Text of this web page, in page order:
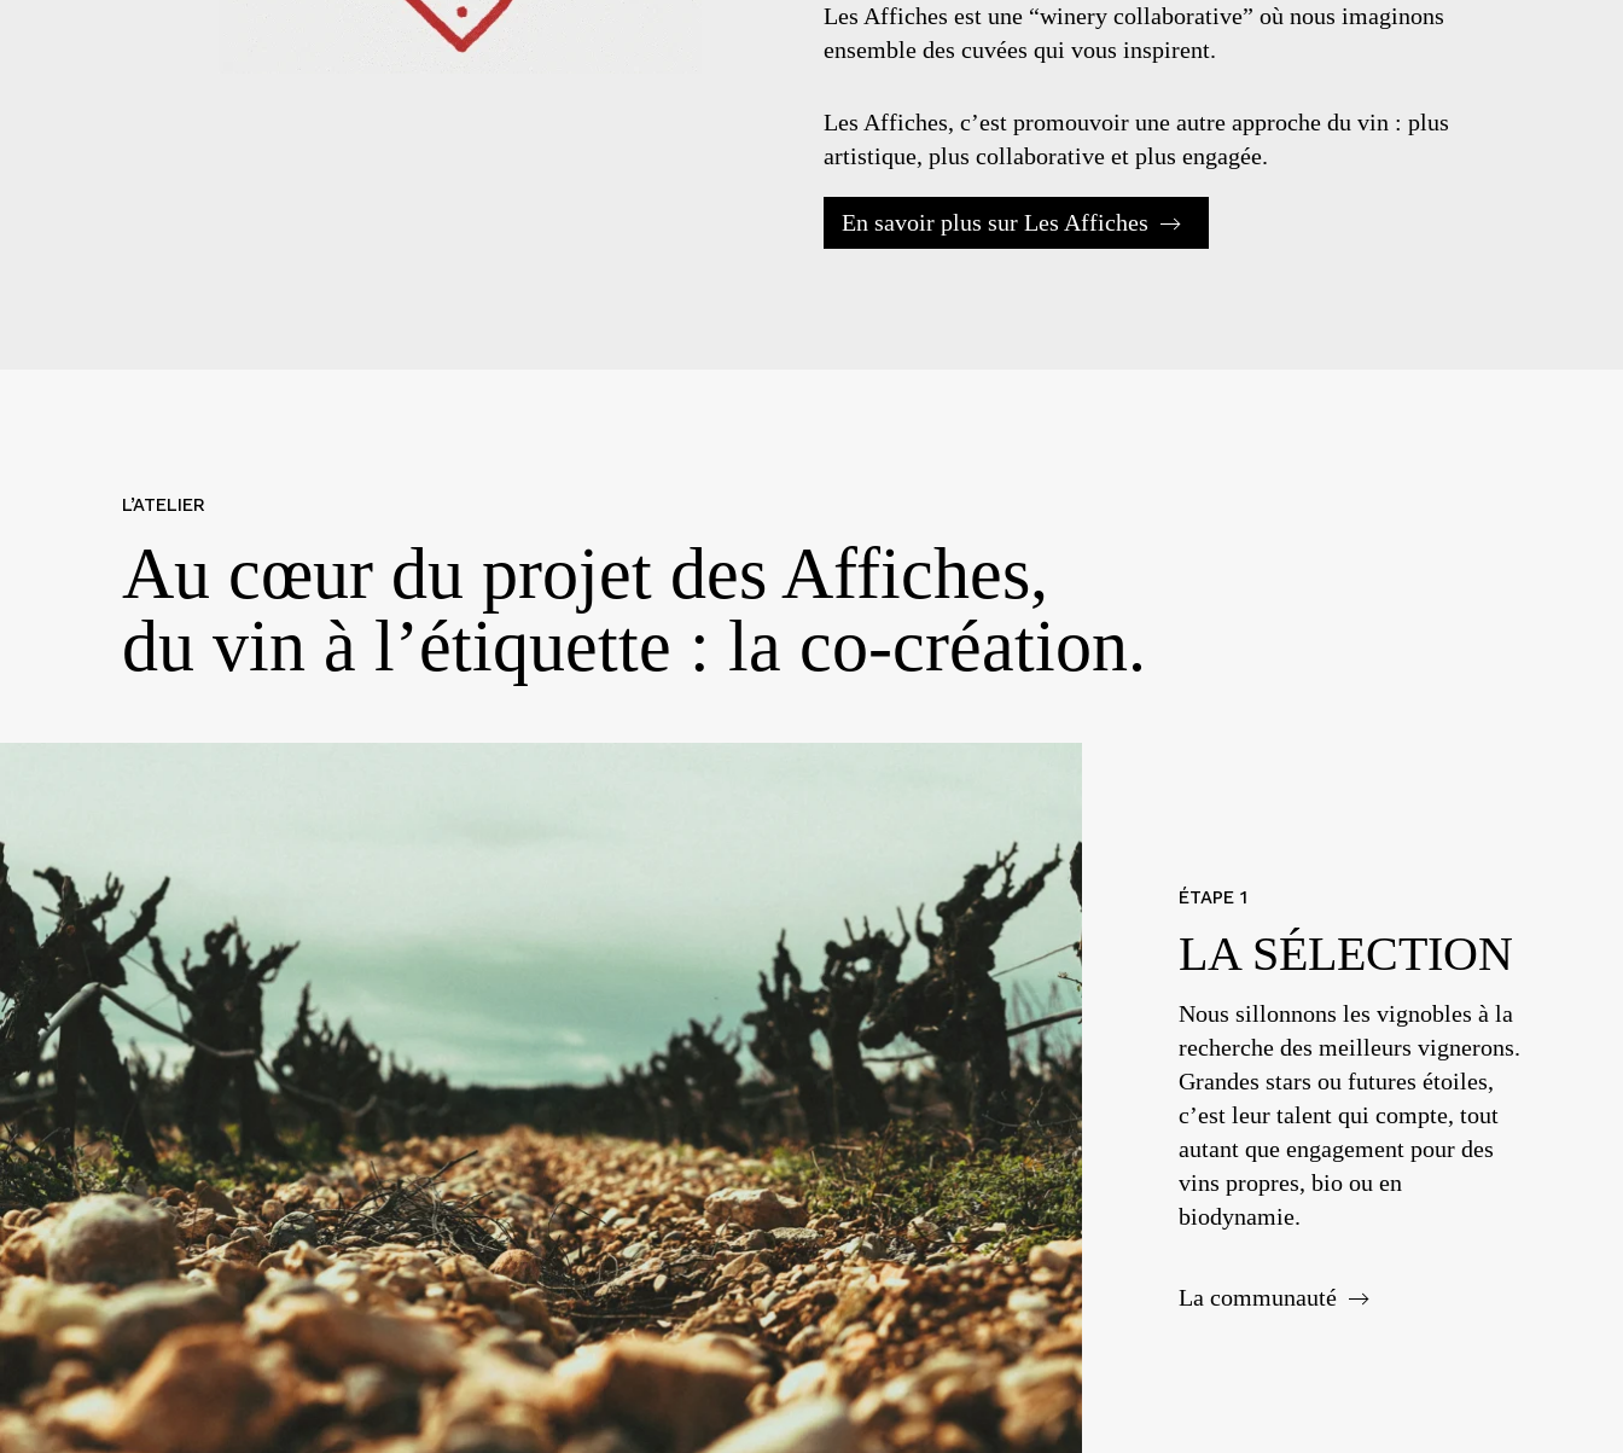
Les Affiches est une “winery collaborative” où nous imaginons
ensemble des cuvées qui vous inspirent.
Les Affiches, c’est promouvoir une autre approche du vin : plus
artistique, plus collaborative et plus engagée.
En savoir plus sur Les Affiches
L’ATELIER
Au cœur du projet des Affiches,
du vin à l’étiquette : la co-création.
ÉTAPE 1
LA SÉLECTION
Nous sillonnons les vignobles à la
recherche des meilleurs vignerons.
Grandes stars ou futures étoiles,
c’est leur talent qui compte, tout
autant que engagement pour des
vins propres, bio ou en
biodynamie.
La communauté